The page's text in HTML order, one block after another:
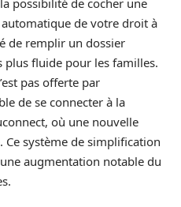
possibilité de cocher une
automatique de votre droit à
de remplir un dossier
plus fluide pour les familles.
pas offerte par
de se connecter à la
où une nouvelle
système de simplification
augmentation notable du